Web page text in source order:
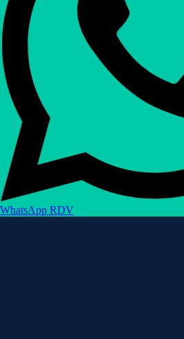
WhatsApp RDV